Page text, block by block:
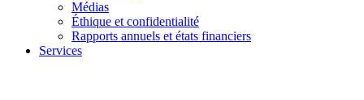
Médias
Éthique et confidentialité
Rapports annuels et états financiers
Services